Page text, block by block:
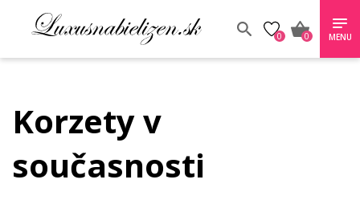
0 0 MENU
Korzety v
současnosti